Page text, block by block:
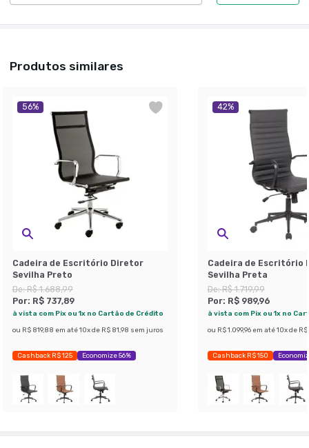
Produtos similares
56%
Cadeira de Escritório Diretor
Sevilha Preto
De:R$ 1.688,99
Por: R$ 737,89
à vista com Pix ou 1x no Cartão de Crédito
ou R$ 819,88 em até 10x de R$ 81,98 sem juros
Cashback R$ 125 Economize 56%
42%
Cadeira de Escritório
Sevilha Preta
De:R$ 1.719,99
Por: R$ 989,96
à vista com Pix ou 1x no
ou R$ 1.099,96 em até 10x de R$
Cashback R$ 150